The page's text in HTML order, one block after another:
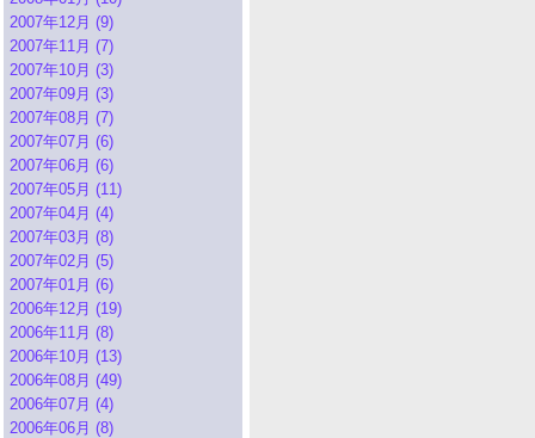
2007年12月 (9)
2007年11月 (7)
2007年10月 (3)
2007年09月 (3)
2007年08月 (7)
2007年07月 (6)
2007年06月 (6)
2007年05月 (11)
2007年04月 (4)
2007年03月 (8)
2007年02月 (5)
2007年01月 (6)
2006年12月 (19)
2006年11月 (8)
2006年10月 (13)
2006年08月 (49)
2006年07月 (4)
2006年06月 (8)